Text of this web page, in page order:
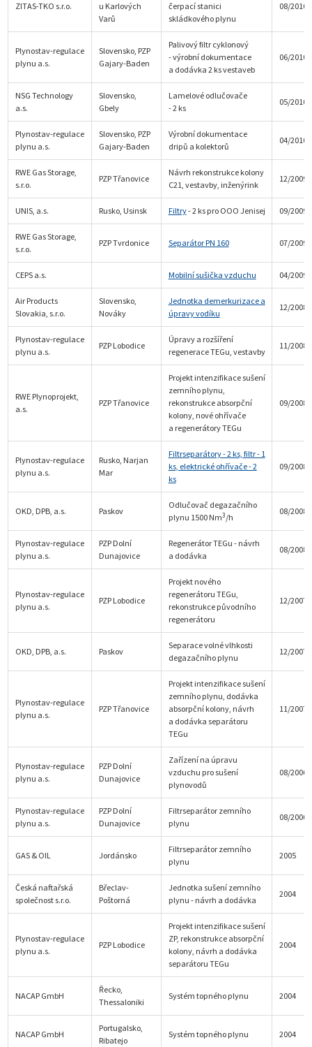
ZITAS-TKO s.r.o.
u Karlových
Varů
čerpací stanici
skládkového plynu
08/2010
Plynostav-regulace
plynu a.s.
Slovensko, PZP
Gajary-Baden
Palivový filtr cyklonový
- výrobní dokumentace
a dodávka 2 ks vestaveb
06/2010
NSG Technology
a.s.
Slovensko,
Gbely
Lamelové odlučovače
- 2 ks
05/2010
Plynostav-regulace
plynu a.s.
Slovensko, PZP
Gajary-Baden
Výrobní dokumentace
dripů a kolektorů
04/2010
RWE Gas Storage,
s.r.o.
PZP Třanovice
Návrh rekonstrukce kolony
C21, vestavby, inženýrink
12/2009
UNIS, a.s. Rusko, Usinsk Filtry- 2 ks pro OOO Jenisej 09/2009
RWE Gas Storage,
s.r.o.
PZP Tvrdonice Separátor PN 160 07/2009
CEPS a.s. Mobilní sušička vzduchu 04/2009
Air Products
Slovakia, s.r.o.
Slovensko,
Nováky
Jednotka demerkurizace a
úpravy vodíku
12/2008
Plynostav-regulace
plynu a.s.
PZP Lobodice
Úpravy a rozšíření
regenerace TEGu, vestavby
11/2008
RWE Plynoprojekt,
a.s.
PZP Třanovice
Projekt intenzifikace sušení
zemního plynu,
rekonstrukce absorpční
kolony, nové ohřívače
a regenerátory TEGu
09/2008
Plynostav-regulace
plynu a.s.
Rusko, Narjan
Mar
Filtrseparátory - 2 ks, filtr - 1
ks, elektrické ohřívače - 2
ks
09/2008
OKD, DPB, a.s. Paskov
Odlučovač degazačního
plynu 1500 Nm3/h
08/2008
Plynostav-regulace
plynu a.s.
PZP Dolní
Dunajovice
Regenerátor TEGu - návrh
a dodávka
08/2008
Plynostav-regulace
plynu a.s.
PZP Lobodice
Projekt nového
regenerátoru TEGu,
rekonstrukce původního
regenerátoru
12/2007
OKD, DPB, a.s. Paskov
Separace volné vlhkosti
degazačního plynu
12/2007
Plynostav-regulace
plynu a.s.
PZP Třanovice
Projekt intenzifikace sušení
zemního plynu, dodávka
absorpční kolony, návrh
a dodávka separátoru
TEGu
11/2007
Plynostav-regulace
plynu a.s.
PZP Dolní
Dunajovice
Zařízení na úpravu
vzduchu pro sušení
plynovodů
08/2006
Plynostav-regulace
plynu a.s.
PZP Dolní
Dunajovice
Filtrseparátor zemního
plynu
08/2006
GAS & OIL Jordánsko
Filtrseparátor zemního
plynu
2005
Česká naftařská
společnost s.r.o.
Břeclav-
Poštorná
Jednotka sušení zemního
plynu - návrh a dodávka
2004
Plynostav-regulace
plynu a.s.
PZP Lobodice
Projekt intenzifikace sušení
ZP, rekonstrukce absorpční
kolony, návrh a dodávka
separátoru TEGu
2004
NACAP GmbH
Řecko,
Thessaloniki
Systém topného plynu 2004
NACAP GmbH
Portugalsko,
Ribatejo
Systém topného plynu 2004